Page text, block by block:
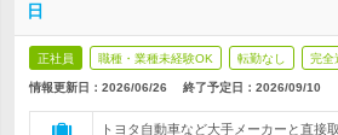
日
正社員 職種・業種未経験OK 転勤なし 完全
情報更新日：2026/06/26 終了予定日： 2026/09/10
トヨタ自動車など大手メーカーと直接